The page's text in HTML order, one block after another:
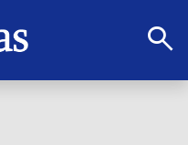
search